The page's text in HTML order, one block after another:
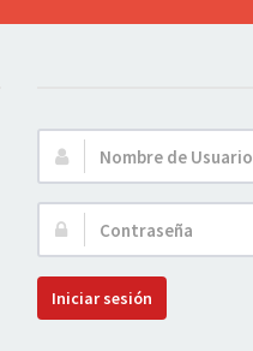
Nombre
de
Usuario:
Contraseña:
Iniciar sesión